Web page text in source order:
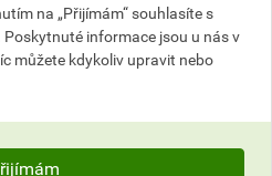
IPxx
na „Přijímám“ souhlasíte s
informace jsou u nás v
můžete kdykoliv upravit nebo